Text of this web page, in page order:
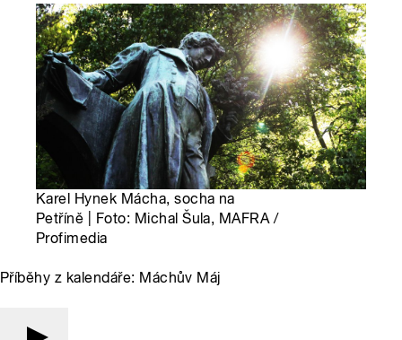
Karel Hynek Mácha, socha na
Petříně | Foto: Michal Šula, MAFRA /
Profimedia
Příběhy z kalendáře: Máchův Máj